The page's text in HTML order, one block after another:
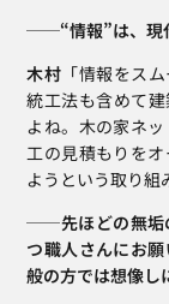
──“情報”は、現
木村 「情報をス
統工法も含めて
よね。木の家ネ
工の見積もりを
ようという取り組
──先ほどの無垢
つ職人さんにお
般の方では想像し